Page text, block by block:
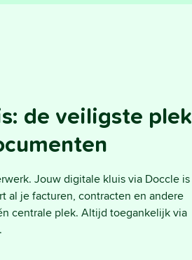
de veiligste plek
Jouw digitale kluis via Doccle is
al je facturen, contracten en andere
centrale plek. Altijd toegankelijk via